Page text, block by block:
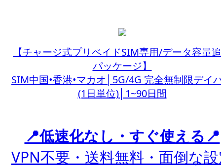
【チャージ式プリペイドSIM専用/データ容量
パッケージ】
SIM中国•香港•マカオ│5G/4G 完全無制限デイ
(1日単位)│1~90日間
📍低速化なし・すぐ使える📍
VPN不要・送料無料・面倒な